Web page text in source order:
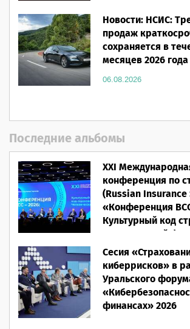
Новости: НСИС:
продаж
сохраняется в
месяцев 2026 года
06.08.2026
Последние альбомы
XXI
конференция по
(Russian
«Конференция
Культурный код
Человеческий
28.05.2026
Сесия
киберрисков» в
Уральского
финансах» 2026